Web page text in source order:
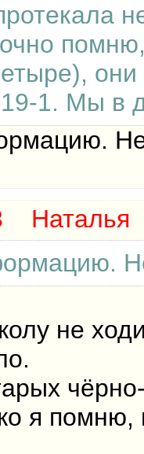
помню,
1. Мы в
Наталья
не
я помню,